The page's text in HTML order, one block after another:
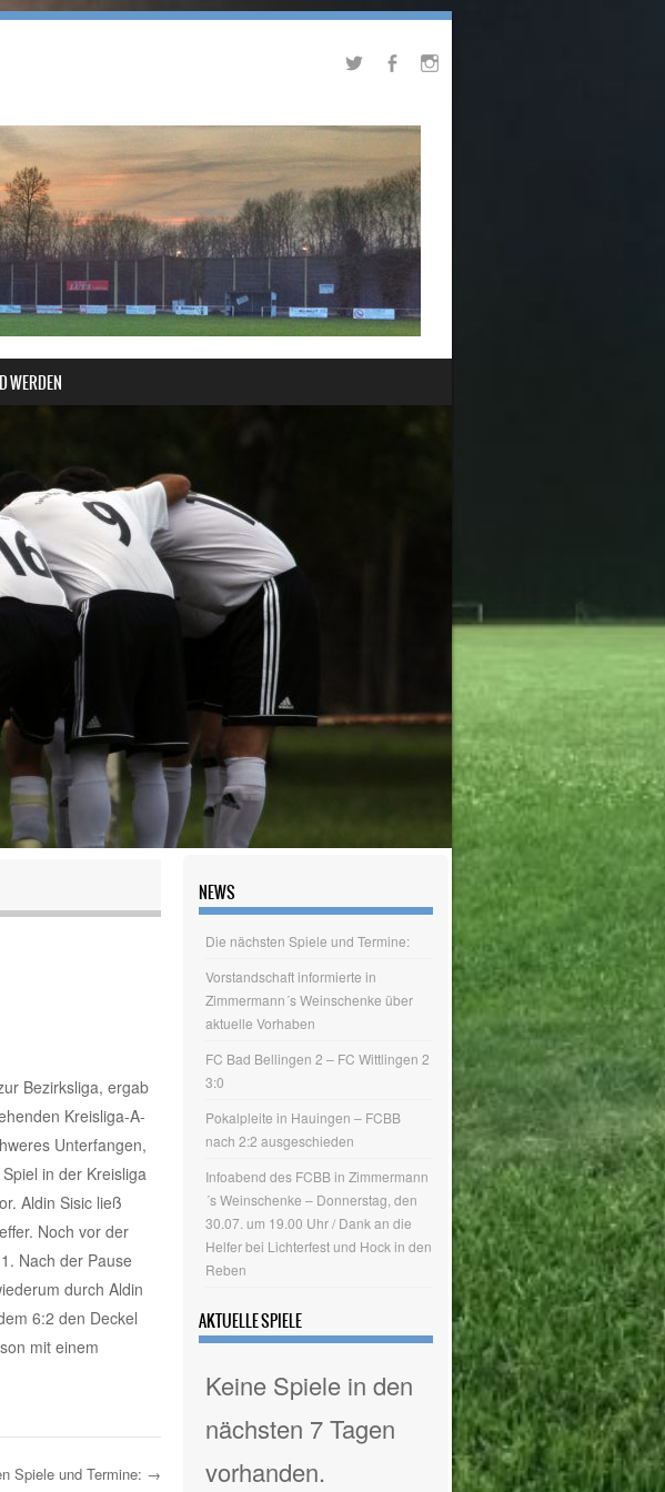
WERDEN
Bezirksliga, ergab
Kreisliga-A-
Unterfangen,
in der Kreisliga
Aldin Sisic ließ
Noch vor der
Nach der Pause
durch Aldin
6:2 den Deckel
mit einem
Spiele und Termine: →
NEWS
Die nächsten Spiele und Termine:
Vorstandschaft informierte in
Zimmermann´s Weinschenke über
aktuelle Vorhaben
FC Bad Bellingen 2 – FC Wittlingen 2
3:0
Pokalpleite in Hauingen – FCBB
nach 2:2 ausgeschieden
Infoabend des FCBB in Zimmermann
´s Weinschenke – Donnerstag, den
30.07. um 19.00 Uhr / Dank an die
Helfer bei Lichterfest und Hock in den
Reben
AKTUELLE SPIELE
Keine Spiele in den
nächsten 7 Tagen
vorhanden.